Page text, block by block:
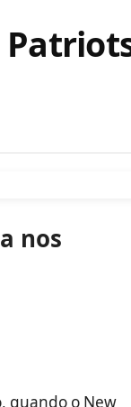
nos
quando o New